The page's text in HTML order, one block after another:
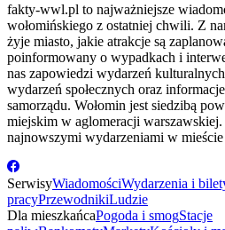
fakty-wwl.pl to najważniejsze
wołomińskiego z ostatniej chwili. Z
żyje miasto, jakie atrakcje są
poinformowany o wypadkach i
nas zapowiedzi wydarzeń
wydarzeń społecznych oraz
samorządu. Wołomin jest siedzibą
miejskim w aglomeracji warszawskiej.
najnowszymi wydarzeniami w
SerwisyWiadomościWydarzenia i
pracyPrzewodnikiLudzie
Dla mieszkańcaPogoda i smogStacje